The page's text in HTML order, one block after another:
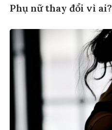
Phụ nữ thay đổi vì ai?